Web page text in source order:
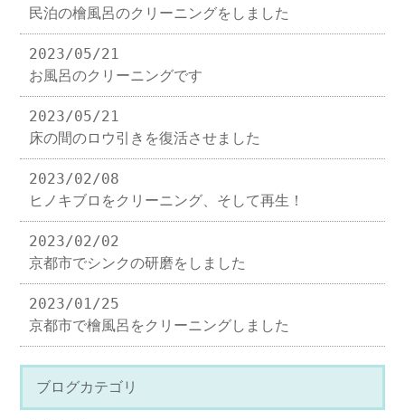
民泊の檜風呂のクリーニングをしました
2023/05/21
お風呂のクリーニングです
2023/05/21
床の間のロウ引きを復活させました
2023/02/08
ヒノキブロをクリーニング、そして再生！
2023/02/02
京都市でシンクの研磨をしました
2023/01/25
京都市で檜風呂をクリーニングしました
ブログカテゴリ